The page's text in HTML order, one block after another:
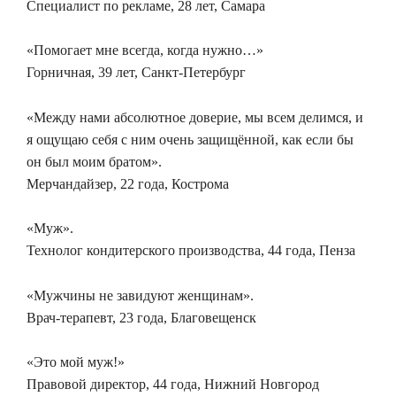
Специалист по рекламе, 28 лет, Самара
«Помогает мне всегда, когда нужно…»
Горничная, 39 лет, Санкт-Петербург
«Между нами абсолютное доверие, мы всем делимся, и
я ощущаю себя с ним очень защищённой, как если бы
он был моим братом».
Мерчандайзер, 22 года, Кострома
«Муж».
Технолог кондитерского производства, 44 года, Пенза
«Мужчины не завидуют женщинам».
Врач-терапевт, 23 года, Благовещенск
«Это мой муж!»
Правовой директор, 44 года, Нижний Новгород